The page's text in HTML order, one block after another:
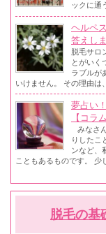
ックに通
ヘルペ
答えし
脱毛サロ
とがいく
ラブルが
いけません。 その理由は
夢占い
【コラム
みなさ
りしたこ
ンなど、
こともあるものです。 少
脱毛の基